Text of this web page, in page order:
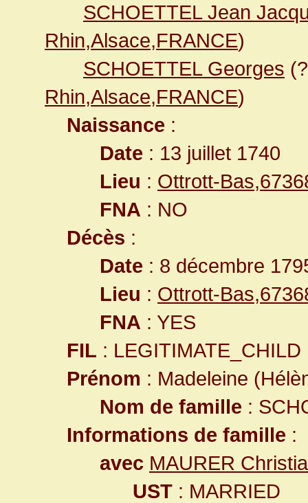
SCHOETTEL Jean
Rhin,Alsace,FRANCE)
SCHOETTEL Georges
Rhin,Alsace,FRANCE)
Naissance :
Date : 13 juillet 1740
Lieu : Ottrott-
FNA : NO
Décès :
Date : 8 décembre
Lieu : Ottrott-
FNA : YES
FIL : LEGITIMATE_CHILD
Prénom : Madeleine
Nom de famille :
Informations de famille :
avec MAURER
UST : MARRIED